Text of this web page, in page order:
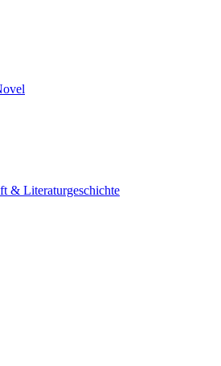
& Literaturgeschichte